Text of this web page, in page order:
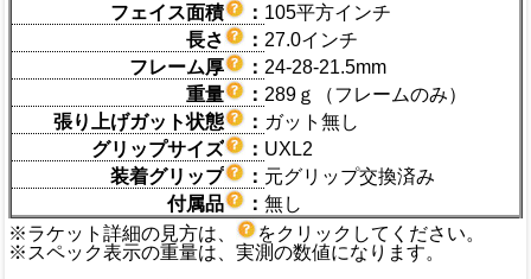
フェイス面積
： 105平方インチ
長さ
： 27.0インチ
フレーム厚
： 24-28-21.5mm
重量
： 289ｇ（フレームのみ）
張り上げガット状態
： ガット無し
グリップサイズ
： UXL2
装着グリップ
： 元グリップ交換済み
付属品
： 無し
※ラケット詳細の見方は、
をクリックしてください。
※スペック表示の重量は、実測の数値になります。